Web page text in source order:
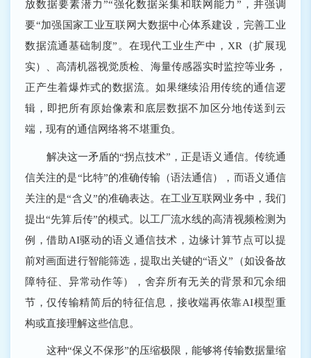
放数据要素潜力”“强化数据采集和联网能力”，并强调
要“加强国家工业互联网大数据中心体系建设，完善工业
数据流通基础制度”。在现代工业生产中，XR（扩展现
实）、高清机器视觉质检、海量传感器实时监控等业务，
正产生着爆炸式的数据流。如果继续沿用传统的通信逻
辑，即把所有原始像素和底层数据不加区分地传送到云
端，现有的通信网络将不堪重负。
解决这一矛盾的“拐点技术”，正是语义通信。传统通
信关注的是“比特”的准确传输（语法通信），而语义通信
关注的是“含义”的准确表达。在工业互联网业务中，我们
提出“先算后传”的模式。以工厂流水线的高清视频检测为
例，借助AI驱动的语义通信技术，边缘计算节点可以提
前对画面进行智能筛选，提取出关键的“语义”（如设备故
障特征、异常动作等），舍弃所有无关的背景和冗余细
节，仅传输精简后的特征信息，接收端再依靠AI模型重
构或直接理解这些信息。
这种“保义不保形”的压缩极限，能够将传输数据量缩